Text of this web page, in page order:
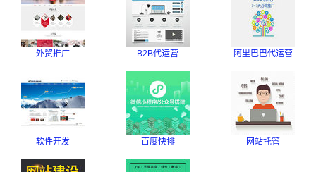
外贸推广 B2B代运营 阿里巴巴代运营
软件开发 百度快排 网站托管